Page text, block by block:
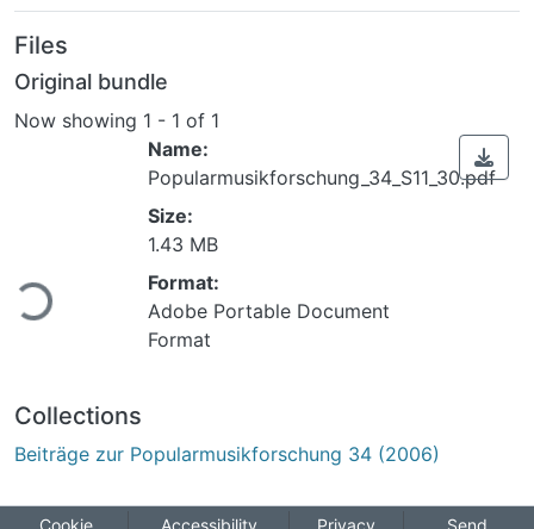
Files
Original bundle
Now showing 1 - 1 of 1
Name:
Popularmusikforschung_34_S11_30.pdf
Size:
1.43 MB
Format:
Adobe Portable Document
Format
Collections
Beiträge zur Popularmusikforschung 34 (2006)
Cookie Accessibility Privacy Send